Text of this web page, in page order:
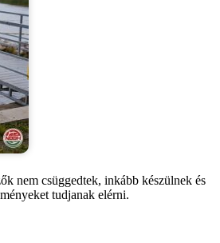
nem csüggedtek, inkább készülnek és
tudjanak elérni.